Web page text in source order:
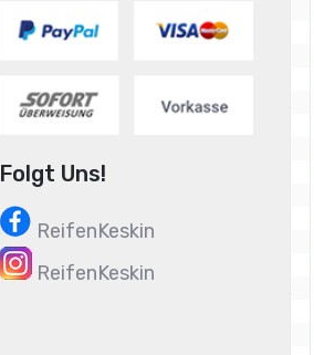
Folgt Uns!
ReifenKeskin
ReifenKeskin